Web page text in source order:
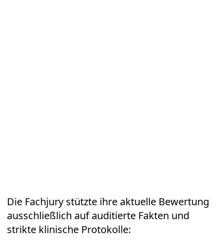
Die Fachjury stützte ihre aktuelle Bewertung
ausschließlich auf auditierte Fakten und
strikte klinische Protokolle: